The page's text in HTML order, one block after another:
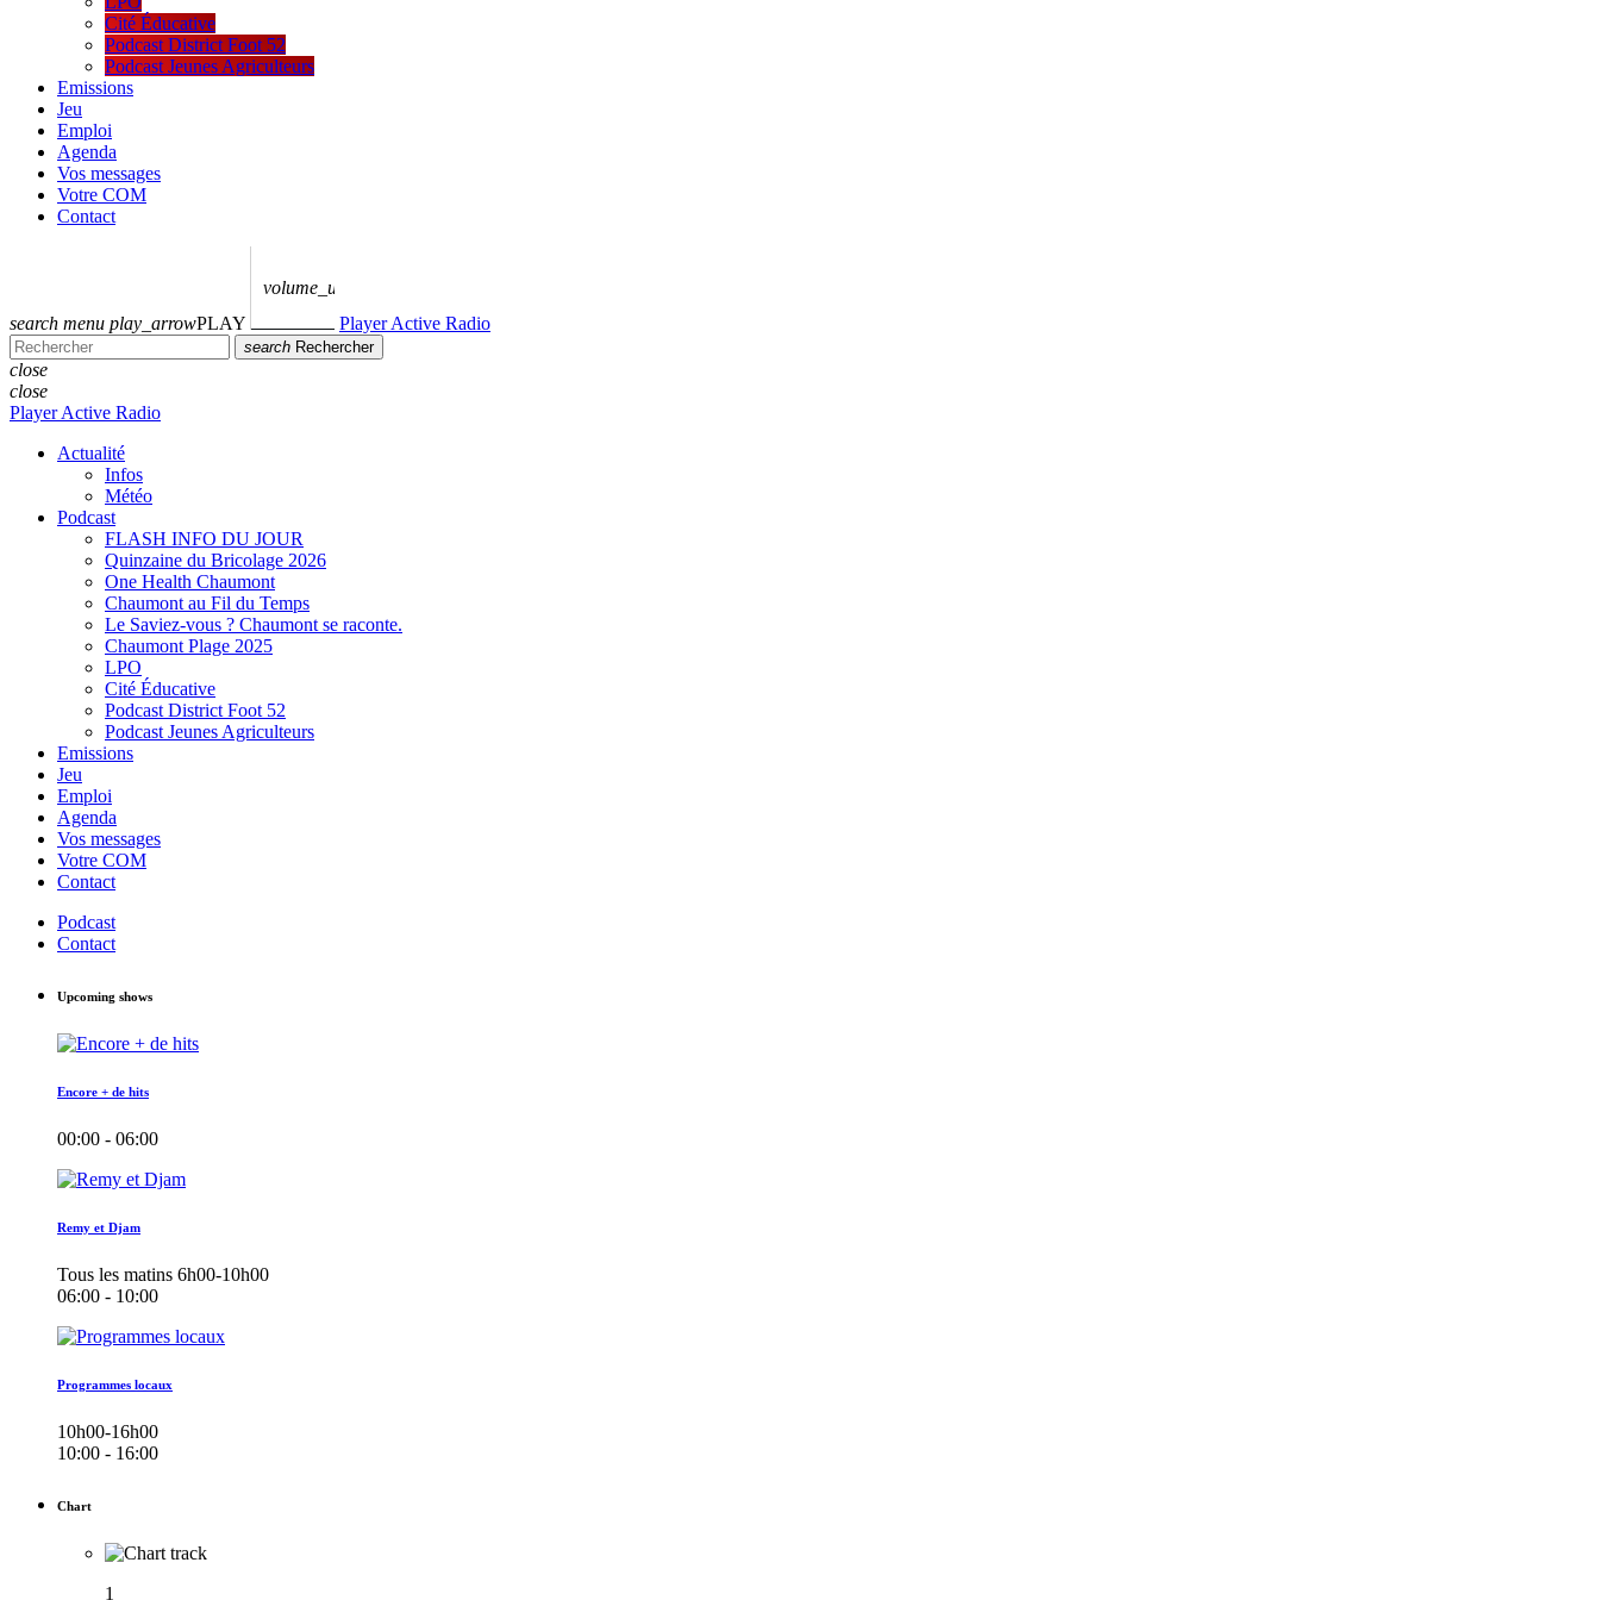
Cité Éducative
Podcast District Foot 52
Podcast Jeunes Agriculteurs
Emissions
Jeu
Emploi
Agenda
Vos messages
Votre COM
Contact
search menu play_arrowPLAY
volume_up
Player Active Radio
search Rechercher
close
close
Player Active Radio
Actualité
Infos
Météo
Podcast
FLASH INFO DU JOUR
Quinzaine du Bricolage 2026
One Health Chaumont
Chaumont au Fil du Temps
Le Saviez-vous ? Chaumont se raconte.
Chaumont Plage 2025
LPO
Cité Éducative
Podcast District Foot 52
Podcast Jeunes Agriculteurs
Emissions
Jeu
Emploi
Agenda
Vos messages
Votre COM
Contact
Podcast
Contact
Upcoming shows
Encore + de hits
00:00 - 06:00
Remy et Djam
Tous les matins 6h00-10h00
06:00 - 10:00
Programmes locaux
10h00-16h00
10:00 - 16:00
Chart
1